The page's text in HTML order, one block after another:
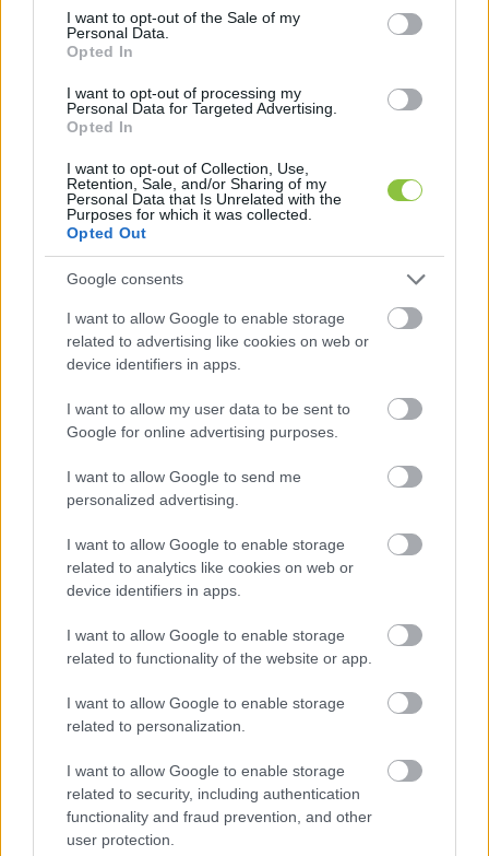
consent section.
I want to opt-out of the Sale of my
Personal Data.
Opted In
I want to opt-out of processing my
Personal Data for Targeted Advertising.
Opted In
I want to opt-out of Collection, Use,
Retention, Sale, and/or Sharing of my
Personal Data that Is Unrelated with the
Purposes for which it was collected.
Opted Out
Google consents
I want to allow Google to enable storage
related to advertising like cookies on web or
device identifiers in apps.
I want to allow my user data to be sent to
Google for online advertising purposes.
I want to allow Google to send me
personalized advertising.
I want to allow Google to enable storage
related to analytics like cookies on web or
device identifiers in apps.
I want to allow Google to enable storage
related to functionality of the website or app.
I want to allow Google to enable storage
related to personalization.
I want to allow Google to enable storage
related to security, including authentication
functionality and fraud prevention, and other
user protection.
viperával ütötte meg a férfit. G. J. a földre rogyott,
de még fel tudott állni. Az összetűzésbe
karon fogták G.-t és a főbejáratához vitték. A
bejárattól N. T. és egy másik kidobó először az
Izsáki út felé, majd a belváros irányába vezette a
már védekezésre képtelen, de még járni tudó
sértettet. Az esetről készült
összeesett és mozdulni sem bírt,
koponyacsonttöréseket szenvedett.
másodrendű vádlott. A kidobók megbeszélték,
hogy a felelősségre vonás elkerülése, és a
szórakozóhely hírnevének megvédése
érdekében nem hagyják életben az eszméletlen
férfit, a dolgot vonatbalesetnek fogják álcázni. A
magatehetetlen testet a nagyjából 100–150
méterre lévő vasútvonalhoz vitték, és úgy